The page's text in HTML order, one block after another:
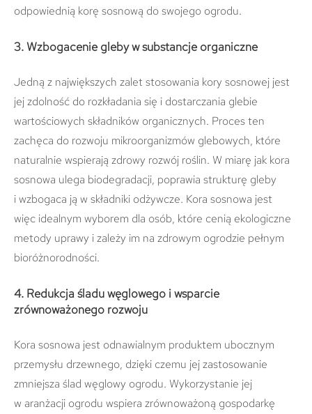
odpowiednią korę sosnową do swojego ogrodu.
3. Wzbogacenie gleby w substancje organiczne
Jedną z największych zalet stosowania kory sosnowej jest
jej zdolność do rozkładania się i dostarczania glebie
wartościowych składników organicznych. Proces ten
zachęca do rozwoju mikroorganizmów glebowych, które
naturalnie wspierają zdrowy rozwój roślin. W miarę jak kora
sosnowa ulega biodegradacji, poprawia strukturę gleby
i wzbogaca ją w składniki odżywcze. Kora sosnowa jest
więc idealnym wyborem dla osób, które cenią ekologiczne
metody uprawy i zależy im na zdrowym ogrodzie pełnym
bioróżnorodności.
4. Redukcja śladu węglowego i wsparcie
zrównoważonego rozwoju
Kora sosnowa jest odnawialnym produktem ubocznym
przemysłu drzewnego, dzięki czemu jej zastosowanie
zmniejsza ślad węglowy ogrodu. Wykorzystanie jej
w aranżacji ogrodu wspiera zrównoważoną gospodarkę